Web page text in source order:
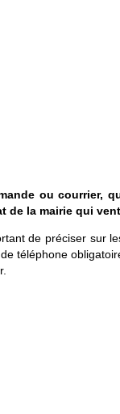
ou courrier,
de la mairie qui
de préciser sur
téléphone